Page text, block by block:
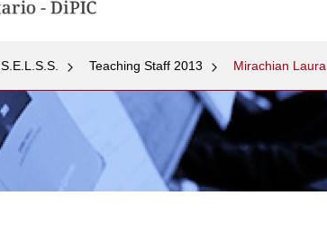
S.E.L.S.S. Teaching Staff 2013 Mirachian Laura
to